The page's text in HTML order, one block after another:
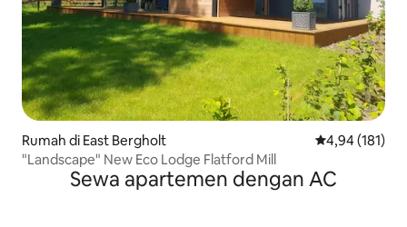
Rumah di East Bergholt Nilai rata-rata
4,94 (181)
"Landscape" New Eco Lodge Flatford Mill
Sewa apartemen dengan AC